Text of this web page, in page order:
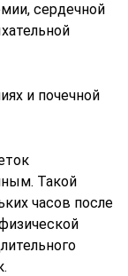
сердечной
и почечной
Такой
часов после